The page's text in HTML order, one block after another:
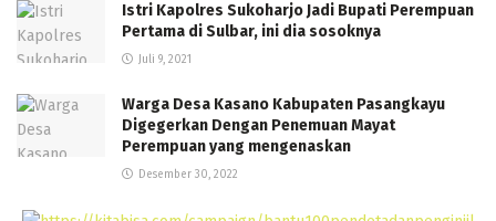
Istri Kapolres Sukoharjo Jadi Bupati Perempuan
Pertama di Sulbar, ini dia sosoknya
Juli 9, 2021
Warga Desa Kasano Kabupaten Pasangkayu
Digegerkan Dengan Penemuan Mayat
Perempuan yang mengenaskan
Desember 30, 2022